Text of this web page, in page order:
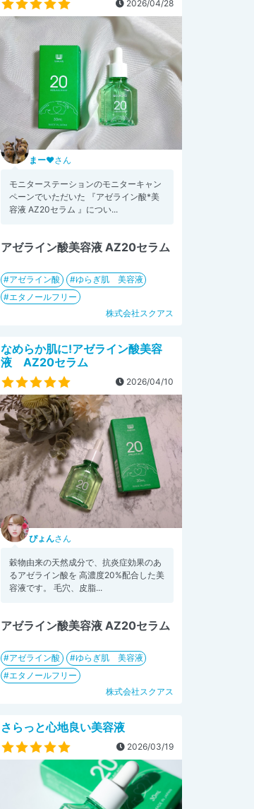
2026/04/28
まー♥さん
モニターステーションのモニターキャン
ペーンでいただいた 『アゼライン酸*美
容液 AZ20セラム 』につい...
アゼライン酸美容液 AZ20セラム
アゼライン酸
ゆらぎ肌 美容液
エタノールフリー
株式会社スクアス
なめらか肌に!アゼライン酸美容
液 AZ20セラム
2026/04/10
ぴょんさん
穀物由来の天然成分で、抗炎症効果のあ
るアゼライン酸を 高濃度20%配合した美
容液です。 毛穴、皮脂...
アゼライン酸美容液 AZ20セラム
アゼライン酸
ゆらぎ肌 美容液
エタノールフリー
株式会社スクアス
さらっと心地良い美容液
2026/03/19